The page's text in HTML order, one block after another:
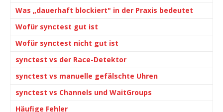
Was „dauerhaft blockiert" in der Praxis bedeutet
Wofür synctest gut ist
Wofür synctest nicht gut ist
synctest vs der Race-Detektor
synctest vs manuelle gefälschte Uhren
synctest vs Channels und WaitGroups
Häufige Fehler